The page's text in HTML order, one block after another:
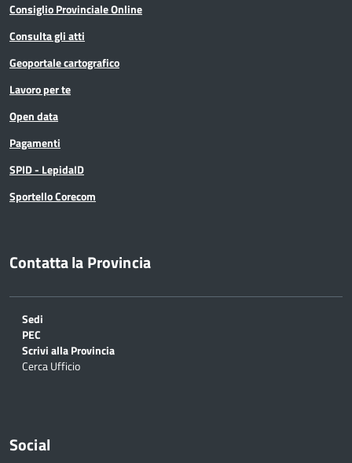
Consiglio Provinciale Online
Consulta gli atti
Geoportale cartografico
Lavoro per te
Open data
Pagamenti
SPID - LepidaID
Sportello Corecom
Contatta la Provincia
Sedi
PEC
Scrivi alla Provincia
Cerca Ufficio
Social